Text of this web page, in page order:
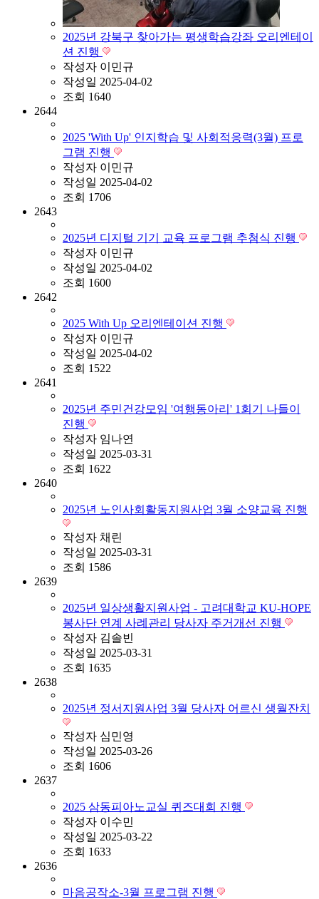
2025년 강북구 찾아가는 평생학습강좌 오리엔테이
션 진행
작성자 이민규
작성일 2025-04-02
조회 1640
2644
2025 'With Up' 인지학습 및 사회적응력(3월) 프로
그램 진행
작성자 이민규
작성일 2025-04-02
조회 1706
2643
2025년 디지털 기기 교육 프로그램 추첨식 진행
작성자 이민규
작성일 2025-04-02
조회 1600
2642
2025 With Up 오리엔테이션 진행
작성자 이민규
작성일 2025-04-02
조회 1522
2641
2025년 주민건강모임 '여행동아리' 1회기 나들이
진행
작성자 임나연
작성일 2025-03-31
조회 1622
2640
2025년 노인사회활동지원사업 3월 소양교육 진행
작성자 채린
작성일 2025-03-31
조회 1586
2639
2025년 일상생활지원사업 - 고려대학교 KU-HOPE
봉사단 연계 사례관리 당사자 주거개선 진행
작성자 김솔빈
작성일 2025-03-31
조회 1635
2638
2025년 정서지원사업 3월 당사자 어르신 생월잔치
작성자 심민영
작성일 2025-03-26
조회 1606
2637
2025 삼동피아노교실 퀴즈대회 진행
작성자 이수민
작성일 2025-03-22
조회 1633
2636
마음공작소-3월 프로그램 진행